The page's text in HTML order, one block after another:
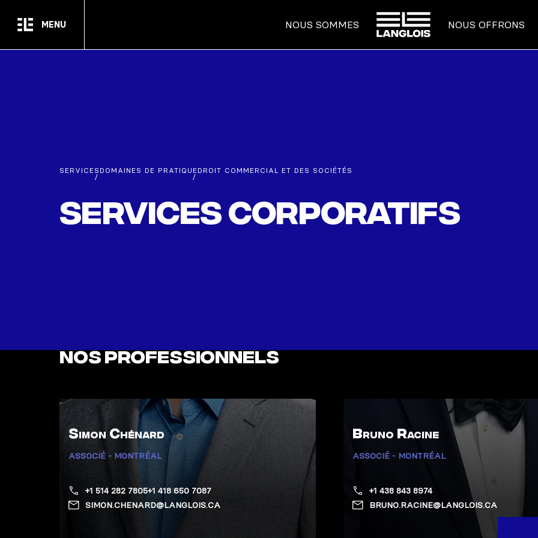
MENU NOUS SOMMES
ACCUEIL
NOUS OFFRONS
SERVICES
/
DOMAINES DE PRATIQUE
/
DROIT COMMERCIAL ET DES SOCIÉTÉS
Services corporatifs
Nos professionnels
Simon Chénard
ASSOCIÉ - MONTRÉAL
+1 514 282 7805+1 418 650 7087
SIMON.CHENARD@LANGLOIS.CA
Bruno Racine
ASSOCIÉ - MONTRÉAL
+1 438 843 8974
BRUNO.RACINE@LANGLOIS.CA